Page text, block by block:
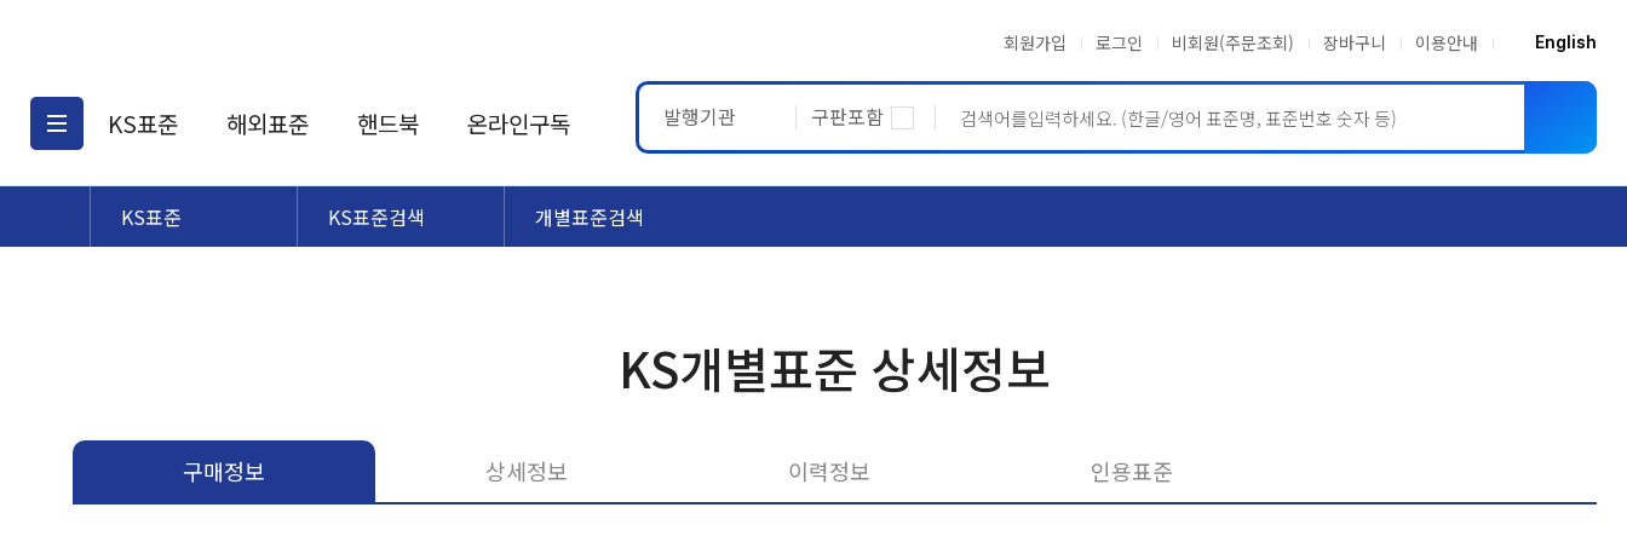
회원가입 로그인 비회원(주문조회) 장바구니 이용안내 English
KS표준
KS표준검색
해외표준
해외표준검색
핸드북 온라인구독 발행기관 구판포함
KS표준 KS표준검색 개별표준검색
KS개별표준 상세정보
구매정보 상세정보 이력정보 인용표준